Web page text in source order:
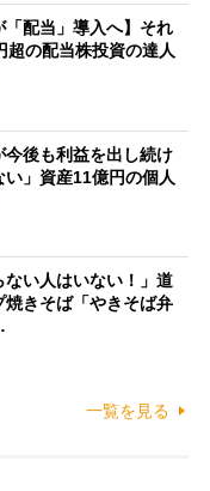
「配当」導入へ】それ
超の配当株投資の達人
今後も利益を出し続け
い」資産11億円の個人
ない人はいない！」道
焼きそば「やきそば弁
一覧を見る